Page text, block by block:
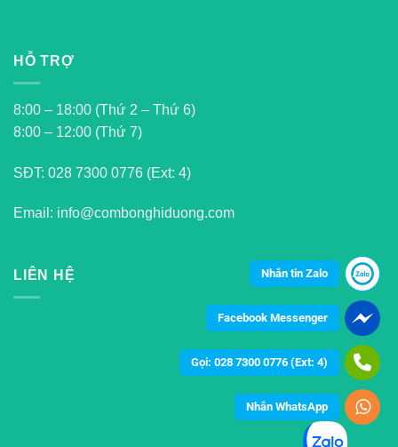
HỖ TRỢ
8:00 – 18:00 (Thứ 2 – Thứ 6)
8:00 – 12:00 (Thứ 7)
SĐT: 028 7300 0776 (Ext: 4)
Email: info@combonghiduong.com
LIÊN HỆ Nhắn tin Zalo
Facebook Messenger
Gọi: 028 7300 0776 (Ext: 4)
Nhắn WhatsApp